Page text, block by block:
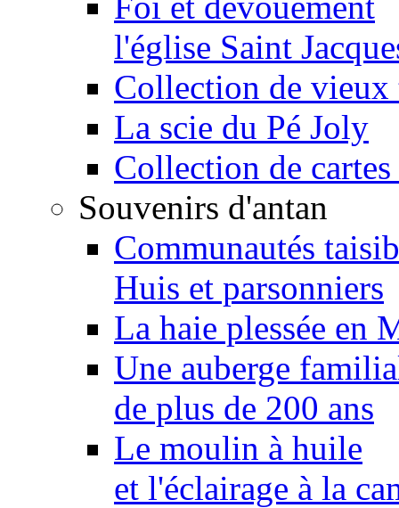
l'église Saint
Collection de vieux
La scie du Pé Joly
Collection de cartes
Souvenirs d'antan
Communautés
Huis et parsonniers
La haie plessée en
Une auberge
de plus de 200 ans
Le moulin à huile
et l'éclairage à la